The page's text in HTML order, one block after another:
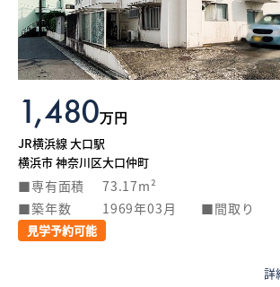
1,480万円
JR横浜線 大口駅
横浜市 神奈川区大口仲町
専有面積
73.17m²
築年数
1969年03月 間取り
見学予約可能
詳